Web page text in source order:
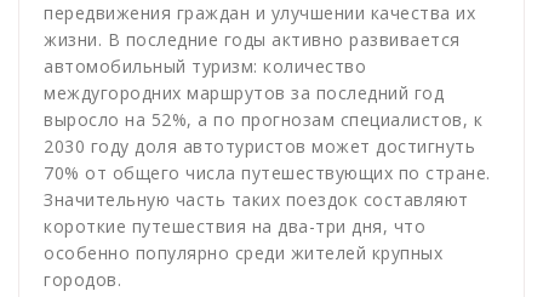
передвижения граждан и улучшении качества их
жизни. В последние годы активно развивается
автомобильный туризм: количество
междугородних маршрутов за последний год
выросло на 52%, а по прогнозам специалистов, к
2030 году доля автотуристов может достигнуть
70% от общего числа путешествующих по стране.
Значительную часть таких поездок составляют
короткие путешествия на два-три дня, что
особенно популярно среди жителей крупных
городов.